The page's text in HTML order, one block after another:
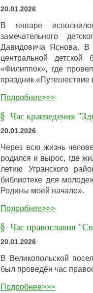
20.01.2026
В январе
замечательного
Давидовича Яснова. В
центральной детской
«Филиппок», где
праздник «Путешествие
Подробнее>>>
Час краеведения
20.01.2026
Через всю жизнь
родился и вырос, где
летию Угранского
библиотеке для
Родины моей начало».
Подробнее>>>
Час православия
20.01.2026
В Великопольской
был проведён час
Подробнее>>>